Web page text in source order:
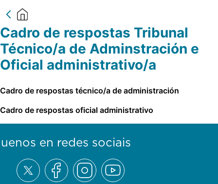
Cadro de respostas Tribunal
Técnico/a de Adminstración e
Oficial administrativo/a
Cadro de respostas técnico/a de administración
Cadro de respostas oficial administrativo
en redes sociais